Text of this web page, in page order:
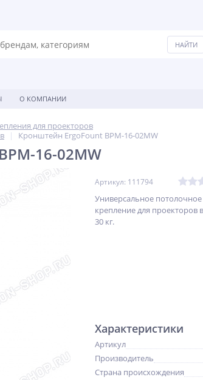
О КОМПАНИИ
для проекторов
Кронштейн ErgoFount BPM-16-02MW
16-02MW
Артикул: 111794
Универсальное потолочное
крепление для проекторов
30 кг.
Характеристики
Артикул
Производитель
Страна происхождения